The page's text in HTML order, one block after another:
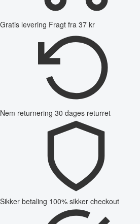
Gratis levering Fragt fra 37 kr
Nem returnering 30 dages returret
Sikker betaling 100% sikker checkout